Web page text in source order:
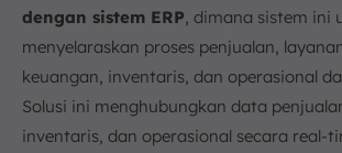
dengan sistem ERP , dimana sistem ini
menyelaraskan proses penjualan,
keuangan, inventaris, dan operasional
Solusi ini menghubungkan data
inventaris, dan operasional secara real-